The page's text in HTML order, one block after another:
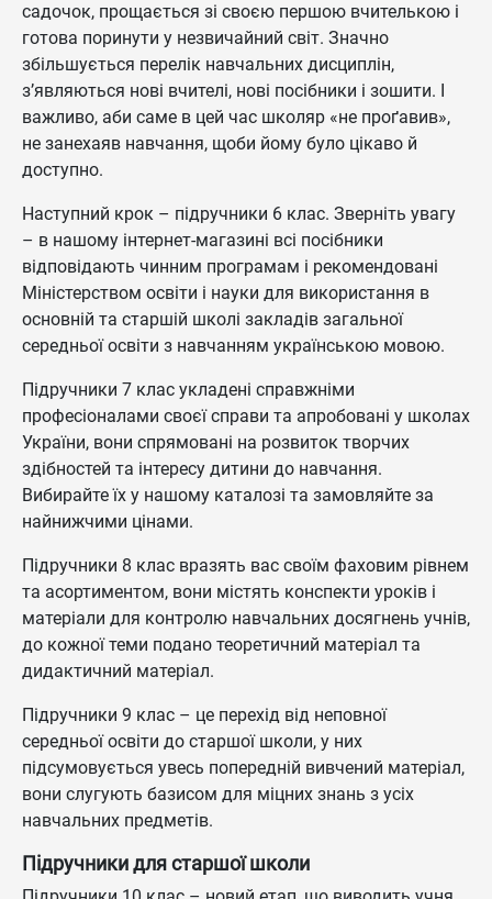
садочок, прощається зі своєю першою вчителькою і
готова поринути у незвичайний світ. Значно
збільшується перелік навчальних дисциплін,
з’являються нові вчителі, нові посібники і зошити. І
важливо, аби саме в цей час школяр «не проґавив»,
не занехаяв навчання, щоби йому було цікаво й
доступно.
Наступний крок – підручники 6 клас. Зверніть увагу
– в нашому інтернет-магазині всі посібники
відповідають чинним програмам і рекомендовані
Міністерством освіти і науки для використання в
основній та старшій школі закладів загальної
середньої освіти з навчанням українською мовою.
Підручники 7 клас укладені справжніми
професіоналами своєї справи та апробовані у школах
України, вони спрямовані на розвиток творчих
здібностей та інтересу дитини до навчання.
Вибирайте їх у нашому каталозі та замовляйте за
найнижчими цінами.
Підручники 8 клас вразять вас своїм фаховим рівнем
та асортиментом, вони містять конспекти уроків і
матеріали для контролю навчальних досягнень учнів,
до кожної теми подано теоретичний матеріал та
дидактичний матеріал.
Підручники 9 клас – це перехід від неповної
середньої освіти до старшої школи, у них
підсумовується увесь попередній вивчений матеріал,
вони слугують базисом для міцних знань з усіх
навчальних предметів.
Підручники для старшої школи